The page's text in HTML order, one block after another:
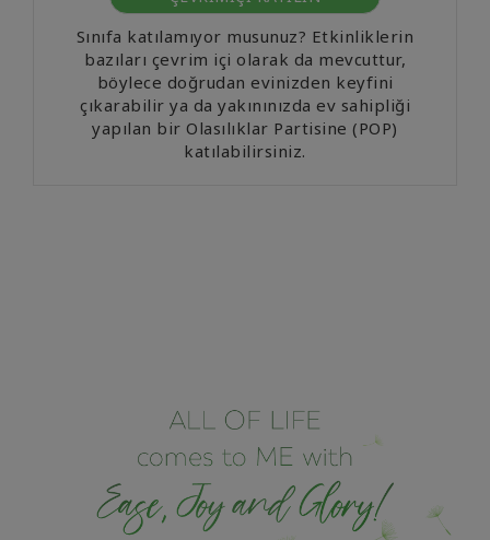
Sınıfa katılamıyor musunuz? Etkinliklerin
bazıları çevrim içi olarak da mevcuttur,
böylece doğrudan evinizden keyfini
çıkarabilir ya da yakınınızda ev sahipliği
yapılan bir Olasılıklar Partisine (POP)
katılabilirsiniz.